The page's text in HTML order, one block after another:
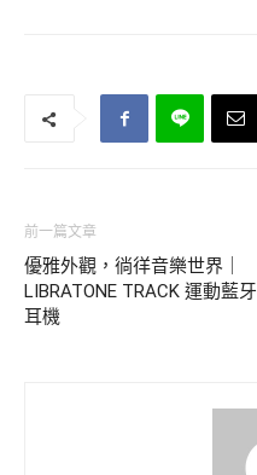
前一篇文章
優雅外觀，徜徉音樂世界｜
LIBRATONE TRACK 運動藍牙
耳機